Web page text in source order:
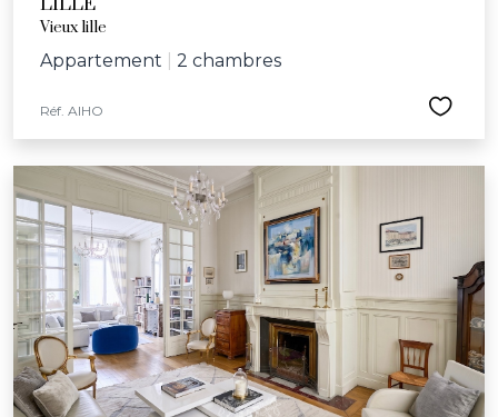
l'année des animations telles que la Braderie de Lille, la
nuit des bibliothèques, le concert pour l’école
Vanoverschelde et la semaine bleue dédiée aux aînés.
Avec son riche réseau d'infrastructures culturelles et
sportives, comprenant le Palais des Beaux-Arts, le
Grand Palais, le conservatoire communal et l’école
Jeannine-Manuel, Lille offre un cadre idéal pour ceux
cherchant une maison à vendre dans une ville
dynamique et bienveillante.
Vieux lille
Appartement 2 chambres
Réf. AIHO